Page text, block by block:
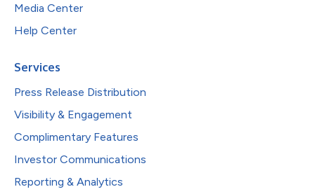
Media Center
Help Center
Services
Press Release Distribution
Visibility & Engagement
Complimentary Features
Investor Communications
Reporting & Analytics